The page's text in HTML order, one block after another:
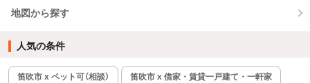
地図から探す
人気の条件
笛吹市 x ペット可（相談） 笛吹市 x 借家・賃貸一戸建て・一軒家